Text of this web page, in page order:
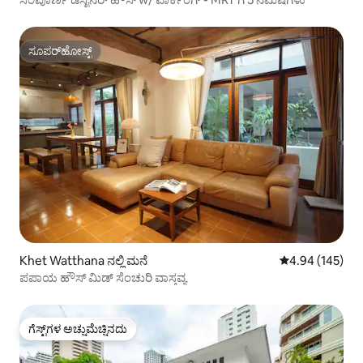
ಸೂಪರ್‌ಹೋಸ್ಟ್
ಸೂಪರ್‌ಹೋಸ್ಟ್
Khet Watthana ನಲ್ಲಿ ಮನೆ 5 ರಲ್ಲಿ 4.94
4.94 (145)
ಪಪಾಯ ಹೌಸ್ ಮಿಡ್ ಸೆಂಚುರಿ ವಾಸ್ತವ್ಯ
ಗೆಸ್ಟ್‌ಗಳ ಅಚ್ಚುಮೆಚ್ಚಿನದು
ಗೆಸ್ಟ್‌ಗಳ ಅಚ್ಚುಮೆಚ್ಚಿನದು